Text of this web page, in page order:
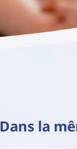
Dans la